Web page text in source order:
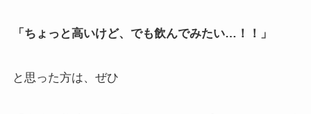
「ちょっと高いけど、でも飲んでみたい…！！」
と思った方は、ぜひ